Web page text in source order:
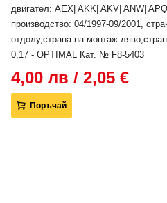
двигател: AEX| AKK| AKV| ANW|
производство: 04/1997-09/2001,
отдолу,страна на монтаж
0,17 - OPTIMAL Кат. № F8-5403
4,00 лв / 2,05 €
Поръчай